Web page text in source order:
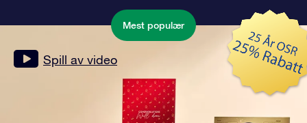
Mest populær
Spill av video